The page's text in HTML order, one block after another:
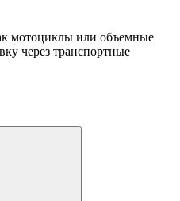
мотоциклы или объемные
через транспортные